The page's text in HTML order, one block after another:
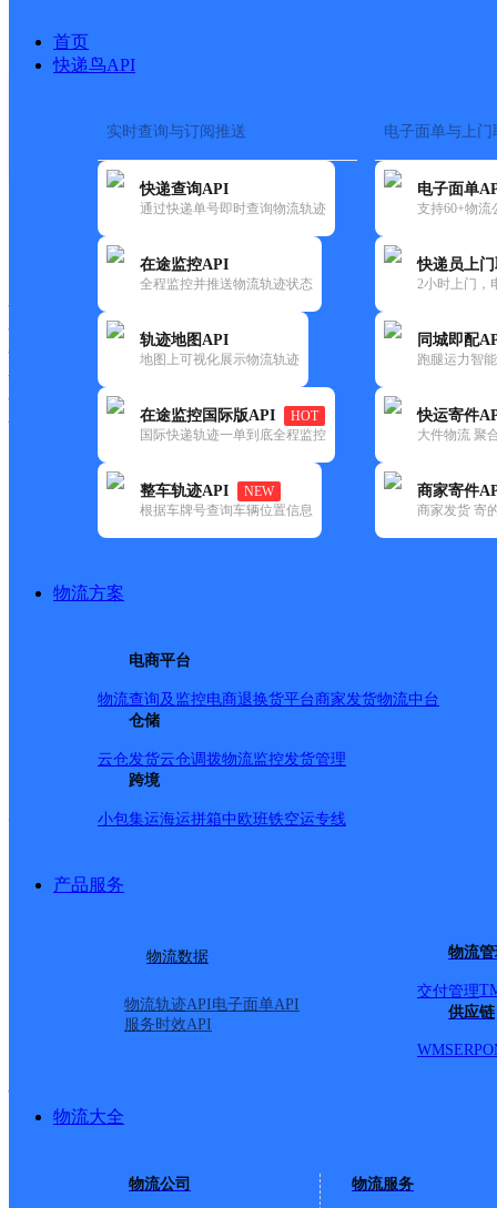
首页
快递鸟API
实时查询与订阅推送
快递查询API
通过快递单号即时查询物流轨迹
在途监控API
全程监控并推送物流轨迹状态
轨迹地图API
地图上可视化展示物流轨迹
在途监控国际版API
HOT
国际快递轨迹一单到底全程监控
整车轨迹API
NEW
根据车牌号查询车辆位置信息
电子面单与上门
电子面单
支持60+物流
快递员上
2小时上门，
同城即配
跑腿运力智
快运寄件
大件物流 聚
商家寄件
商家发货 寄
物流方案
电商平台
物流查询及监控电商退换货平台商家发货物流中台
仓储
云仓发货云仓调拨物流监控发货管理
跨境
小包集运海运拼箱中欧班铁空运专线
产品服务
物流数据
物流轨迹API电子面单API
服务时效API
物流
交付管理
供应链
WMSERP
物流大全
物流公司 物流服务
快递大全 > 快递网点
快递大全 快运大全
网点筛选
已选
天地华宇,松原市,快递网
松原宁江区五环大路分
天地华宇
路318号（前郭粮库北
派送范围:-详情
天地华宇 更多号码地址